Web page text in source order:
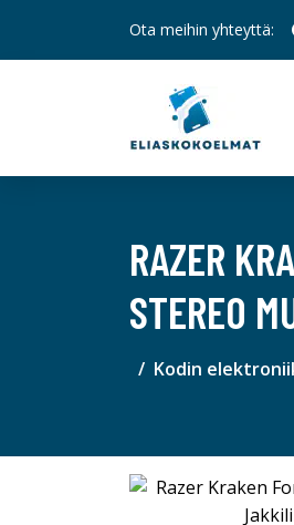
Ota meihin yhteyttä:
RAZER
STEREO
Kodin